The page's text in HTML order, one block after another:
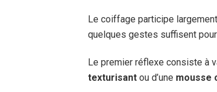
Le coiffage participe
quelques gestes suffisent
Le premier réflexe consiste à
texturisant ou d’une mousse